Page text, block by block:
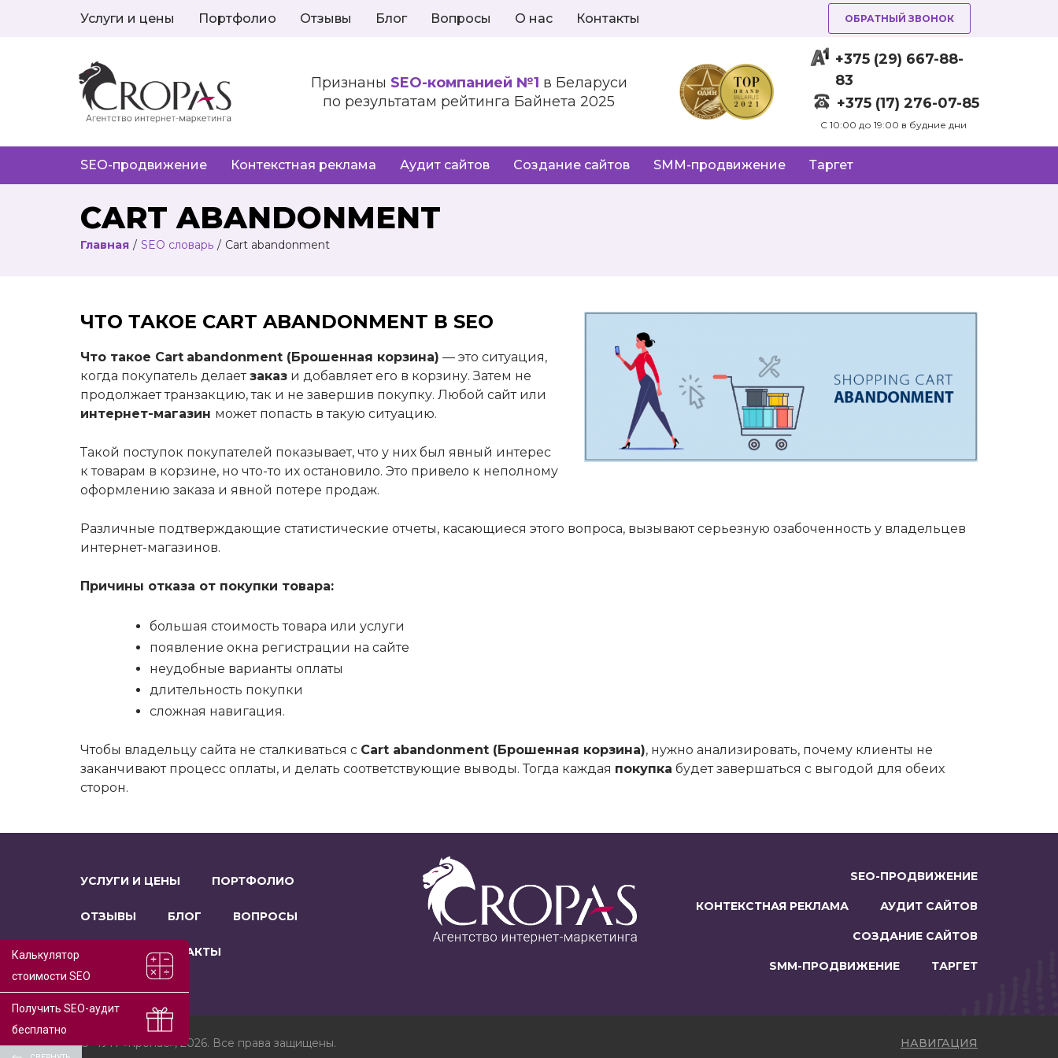
Услуги и цены Портфолио Отзывы Блог Вопросы О нас Контакты ОБРАТНЫЙ ЗВОНОК
Признаны SEO-компанией №1 в Беларуси
по результатам рейтинга Байнета 2025
+375 (29) 667-88-
83
+375 (17) 276-07-85
C 10:00 до 19:00 в будние дни
SEO-продвижение Контекстная реклама Аудит сайтов Создание сайтов SMM-продвижение Таргет
CART ABANDONMENT
Главная / SEO словарь / Cart abandonment
ЧТО ТАКОЕ CART ABANDONMENT В SEO
Что такое Cart abandonment (Брошенная корзина) — это ситуация,
когда покупатель делаетзаказ и добавляет его в корзину. Затем не
продолжает транзакцию, так и не завершив покупку. Любой сайт или
интернет-магазин может попасть в такую ситуацию.
Такой поступок покупателей показывает, что у них был явный интерес
к товарам в корзине, но что-то их остановило. Это привело к неполному
оформлению заказа и явной потере продаж.
Различные подтверждающие статистические отчеты, касающиеся этого вопроса, вызывают серьезную озабоченность у владельцев
интернет-магазинов.
Причины отказа от покупки товара:
большая стоимость товара или услуги
появление окна регистрации на сайте
неудобные варианты оплаты
длительность покупки
сложная навигация.
Чтобы владельцу сайта не сталкиваться с Cart abandonment (Брошенная корзина), нужно анализировать, почему клиенты не
заканчивают процесс оплаты, и делать соответствующие выводы. Тогда каждая покупка будет завершаться с выгодой для обеих
сторон.
УСЛУГИ И ЦЕНЫ ПОРТФОЛИО
ОТЗЫВЫ БЛОГ ВОПРОСЫ
КОНТАКТЫ
SEO-ПРОДВИЖЕНИЕ
КОНТЕКСТНАЯ РЕКЛАМА АУДИТ САЙТОВ
СОЗДАНИЕ САЙТОВ
SMM-ПРОДВИЖЕНИЕ ТАРГЕТ
© ЧУП «Кропас», 2026. Все права защищены. НАВИГАЦИЯ
Калькулятор
стоимости SEO
Получить SEO-аудит
бесплатно